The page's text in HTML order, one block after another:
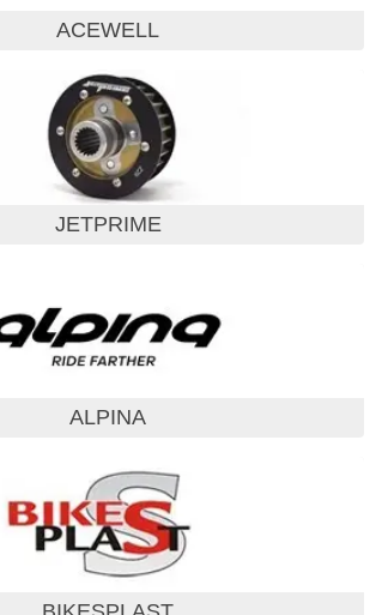
ACEWELL
JETPRIME
ALPINA